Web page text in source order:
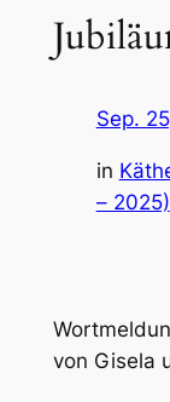
Sep.
in
– 2025)
von Gisela